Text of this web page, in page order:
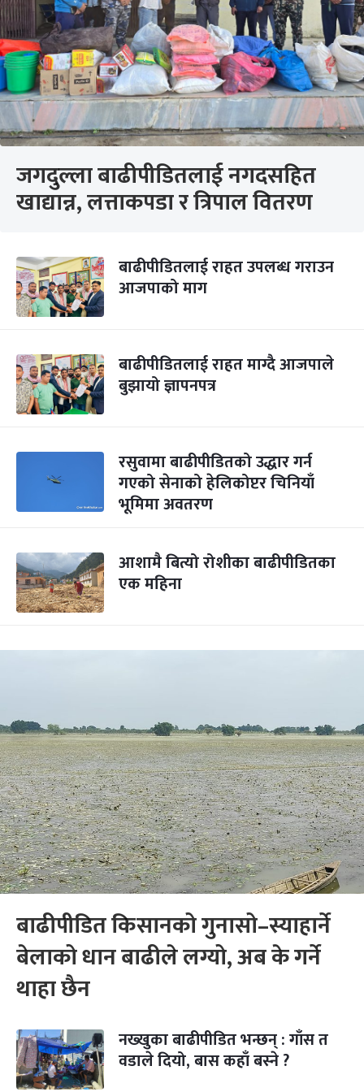
जगदुल्ला बाढीपीडितलाई नगदसहित
खाद्यान्न, लत्ताकपडा र त्रिपाल वितरण
बाढीपीडितलाई राहत उपलब्ध गराउन
आजपाको माग
बाढीपीडितलाई राहत माग्दै आजपाले
बुझायो ज्ञापनपत्र
रसुवामा बाढीपीडितको उद्धार गर्न
गएको सेनाको हेलिकोप्टर चिनियाँ
भूमिमा अवतरण
आशामै बित्यो रोशीका बाढीपीडितका
एक महिना
बाढीपीडित किसानको गुनासो–स्याहार्ने
बेलाको धान बाढीले लग्यो, अब के गर्ने
थाहा छैन
नख्खुका बाढीपीडित भन्छन् : गाँस त
वडाले दियो, बास कहाँ बस्‍ने ?